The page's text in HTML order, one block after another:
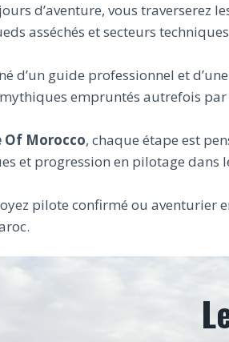
d’aventure, vous traverserez
asséchés et secteurs
d’un guide professionnel et
empruntés autrefois par
Of Morocco, chaque étape est
et progression en pilotage dans
pilote confirmé ou aventurier